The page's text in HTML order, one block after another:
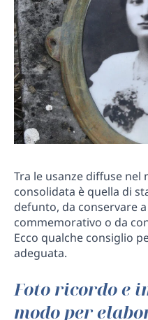
Tra le usanze diffuse nel
consolidata è quella di
defunto, da conservare
commemorativo o da
Ecco qualche consiglio
adeguata.
Foto ricordo e
modo per